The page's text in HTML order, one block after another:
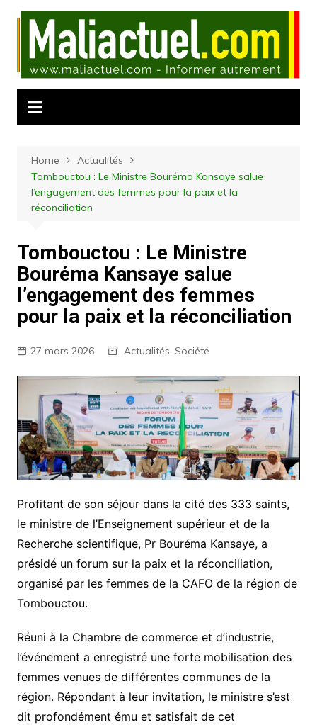
content
Home
Actualités
Tombouctou : Le Ministre Bouréma Kansaye salue
l’engagement des femmes pour la paix et la
réconciliation
Tombouctou : Le Ministre
Bouréma Kansaye salue
l’engagement des femmes
pour la paix et la réconciliation
27 mars 2026 Actualités, Société
Profitant de son séjour dans la cité des 333 saints,
le ministre de l’Enseignement supérieur et de la
Recherche scientifique, Pr Bouréma Kansaye, a
présidé un forum sur la paix et la réconciliation,
organisé par les femmes de la CAFO de la région de
Tombouctou.
Réuni à la Chambre de commerce et d’industrie,
l’événement a enregistré une forte mobilisation des
femmes venues de différentes communes de la
région. Répondant à leur invitation, le ministre s’est
dit profondément ému et satisfait de cet